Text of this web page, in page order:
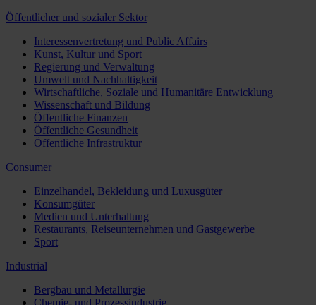
Öffentlicher und sozialer Sektor
Interessenvertretung und Public Affairs
Kunst, Kultur und Sport
Regierung und Verwaltung
Umwelt und Nachhaltigkeit
Wirtschaftliche, Soziale und Humanitäre Entwicklung
Wissenschaft und Bildung
Öffentliche Finanzen
Öffentliche Gesundheit
Öffentliche Infrastruktur
Consumer
Einzelhandel, Bekleidung und Luxusgüter
Konsumgüter
Medien und Unterhaltung
Restaurants, Reiseunternehmen und Gastgewerbe
Sport
Industrial
Bergbau und Metallurgie
Chemie- und Prozessindustrie